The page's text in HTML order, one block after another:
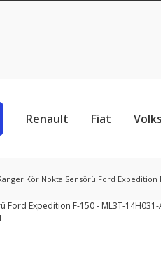
Renault Fiat
Kör Nokta Sensörü Ford Expedition